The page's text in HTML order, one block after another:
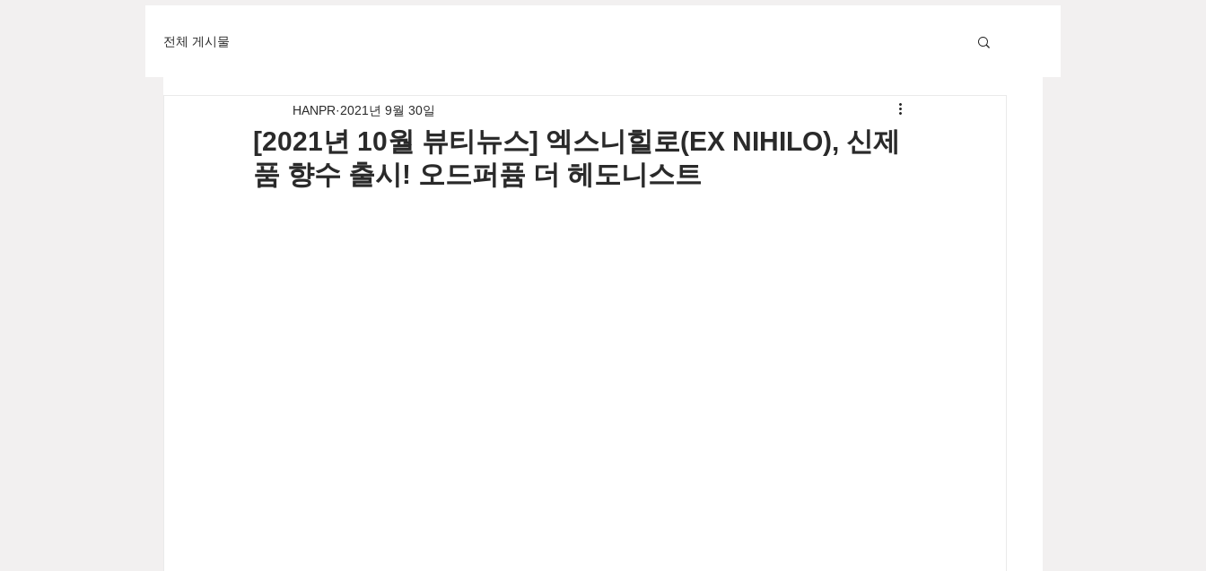
전체 게시물
[2021년 10월 뷰티뉴스] 엑스니힐로(EX NIHILO), 신제
품 향수 출시! 오드퍼퓸 더 헤도니스트
HANPR 2021년 9월 30일